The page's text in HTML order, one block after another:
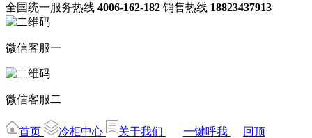
全国统一服务热线 4006-162-182 销售热线 18823437913
微信客服一
微信客服二
首页 冷柜中心 关于我们 一键呼我 回顶